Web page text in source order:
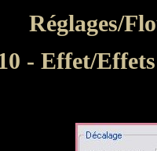
Réglages/
- Effet/